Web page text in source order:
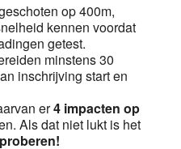
op 400m,
kennen voordat
getest.
minstens 30
inschrijving start en
er4 impacten op
Als dat niet lukt is het